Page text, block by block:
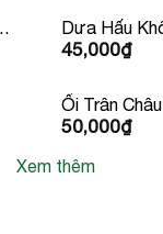
Dưa Hấu
Hạt
45,000₫
Ổi Trân Châu
Ruột Đỏ
50,000₫
Xem thêm